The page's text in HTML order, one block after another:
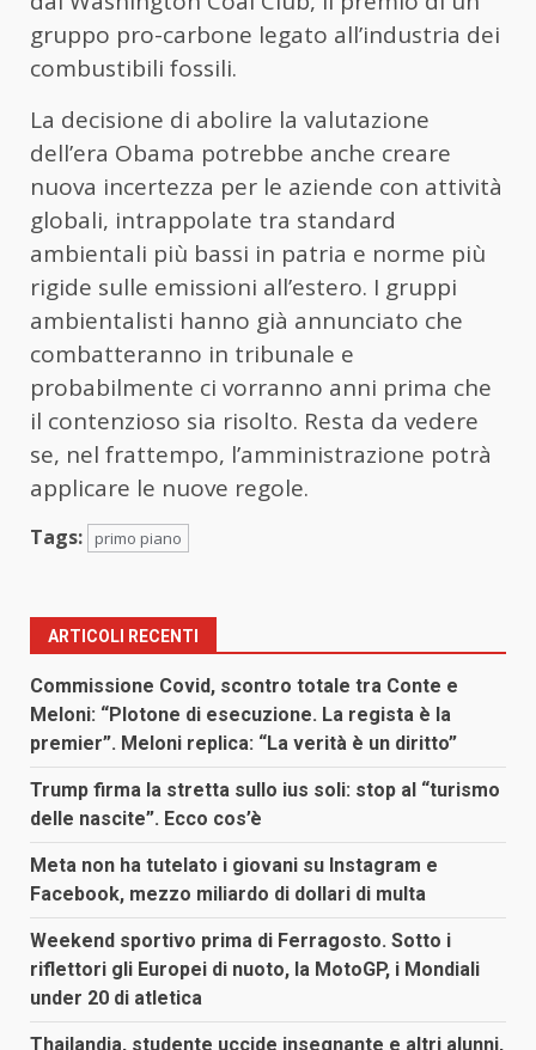
gruppo pro-carbone legato all’industria dei
combustibili fossili.
La decisione di abolire la valutazione
dell’era Obama potrebbe anche creare
nuova incertezza per le aziende con attività
globali, intrappolate tra standard
ambientali più bassi in patria e norme più
rigide sulle emissioni all’estero. I gruppi
ambientalisti hanno già annunciato che
combatteranno in tribunale e
probabilmente ci vorranno anni prima che
il contenzioso sia risolto. Resta da vedere
se, nel frattempo, l’amministrazione potrà
applicare le nuove regole.
Tags: primo piano
ARTICOLI RECENTI
Commissione Covid, scontro totale tra Conte e
Meloni: “Plotone di esecuzione. La regista è la
premier”. Meloni replica: “La verità è un diritto”
Trump firma la stretta sullo ius soli: stop al “turismo
delle nascite”. Ecco cos’è
Meta non ha tutelato i giovani su Instagram e
Facebook, mezzo miliardo di dollari di multa
Weekend sportivo prima di Ferragosto. Sotto i
riflettori gli Europei di nuoto, la MotoGP, i Mondiali
under 20 di atletica
Thailandia, studente uccide insegnante e altri alunni,